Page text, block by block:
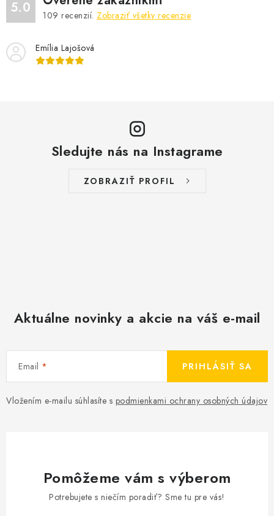
5.0 109 recenzií. Zobraziť všetky recenzie
Emília Lajošová
Sledujte nás na Instagrame
ZOBRAZIŤ PROFIL
Aktuálne novinky a akcie na váš e-mail
Email
Vložením e-mailu súhlasíte s podmienkami ochrany osobných údajov
PRIHLÁSIŤ SA
Pomôžeme vám s výberom
Potrebujete s niečím poradiť? Sme tu pre vás!